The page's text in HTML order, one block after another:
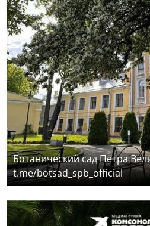
Ботанический сад Петра
t.me/botsad_spb_official